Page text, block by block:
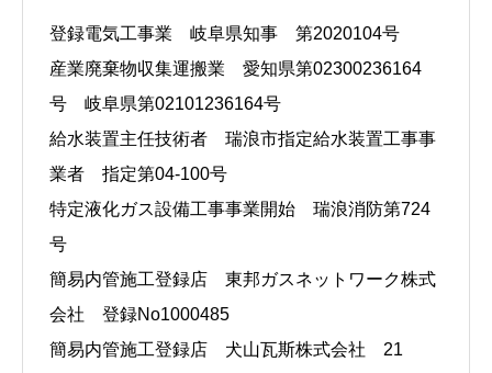
登録電気工事業 岐阜県知事 第2020104号
産業廃棄物収集運搬業 愛知県第02300236164
号 岐阜県第02101236164号
給水装置主任技術者 瑞浪市指定給水装置工事事
業者 指定第04-100号
特定液化ガス設備工事事業開始 瑞浪消防第724
号
簡易内管施工登録店 東邦ガスネットワーク株式
会社 登録No1000485
簡易内管施工登録店 犬山瓦斯株式会社 21